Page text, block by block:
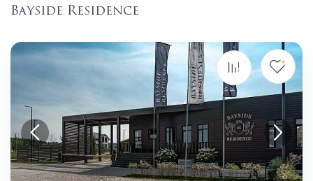
Bayside Residence